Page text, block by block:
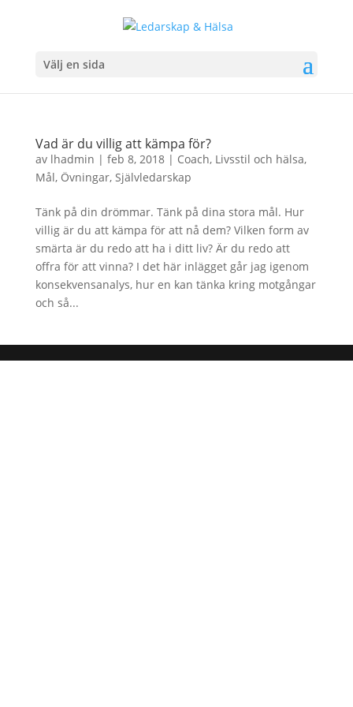
Välj en sida
Vad är du villig att kämpa för?
av lhadmin | feb 8, 2018| Coach, Livsstil och hälsa,
Mål, Övningar, Självledarskap
Tänk på din drömmar. Tänk på dina stora mål. Hur
villig är du att kämpa för att nå dem? Vilken form av
smärta är du redo att ha i ditt liv? Är du redo att
offra för att vinna? I det här inlägget går jag igenom
konsekvensanalys, hur en kan tänka kring motgångar
och så...